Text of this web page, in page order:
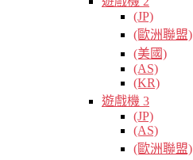
(JP)
(歐洲聯盟)
(美國)
(AS)
(KR)
遊戲機 3
(JP)
(AS)
(歐洲聯盟)